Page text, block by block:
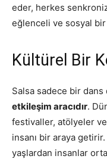
eder, herkes
eğlenceli ve sosyal
Kültürel Bir
Salsa sadece bir dans
etkileşim aracıdır.
festivaller, atölyeler
insanı bir araya
yaşlardan insanlar